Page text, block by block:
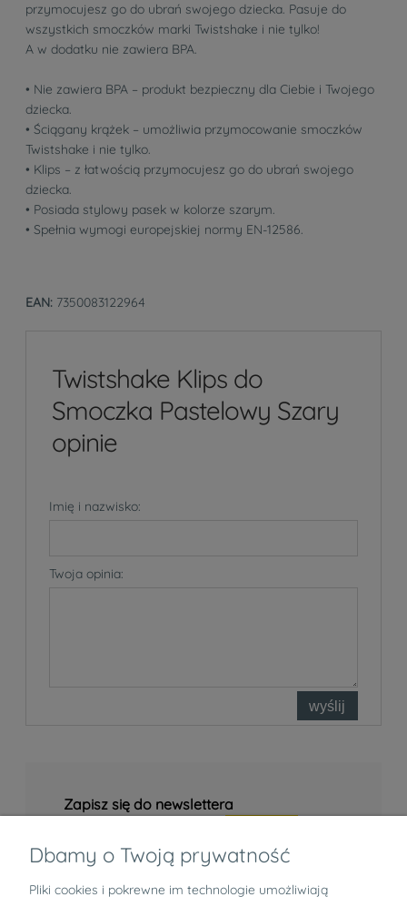
przymocujesz go do ubrań swojego dziecka. Pasuje do
wszystkich smoczków marki Twistshake i nie tylko!
A w dodatku nie zawiera BPA.
• Nie zawiera BPA – produkt bezpieczny dla Ciebie i Twojego
dziecka.
• Ściągany krążek – umożliwia przymocowanie smoczków
Twistshake i nie tylko.
• Klips – z łatwością przymocujesz go do ubrań swojego
dziecka.
• Posiada stylowy pasek w kolorze szarym.
• Spełnia wymogi europejskiej normy EN-12586.
EAN: 7350083122964
Twistshake Klips do
Smoczka Pastelowy Szary
opinie
Imię i nazwisko:
Twoja opinia:
wyślij
Zapisz się do newslettera
Dbamy o Twoją prywatność
Pliki cookies i pokrewne im technologie umożliwiają